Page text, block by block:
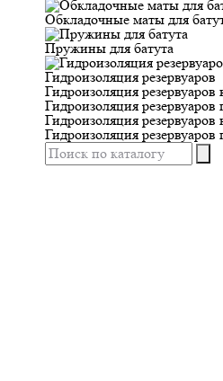
Обкладочные маты для
Пружины для батута
Гидроизоляция резервуаров
Гидроизоляция резервуаров
Гидроизоляция
Гидроизоляция
Гидроизоляция